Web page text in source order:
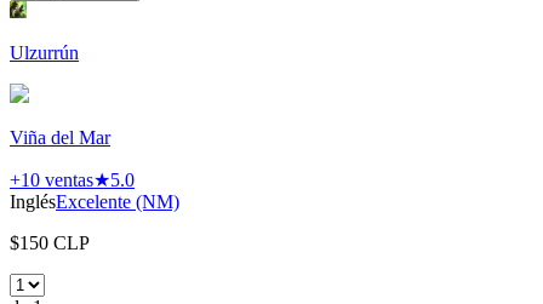
Ulzurrún
Viña del Mar
+10 ventas★5.0
InglésExcelente (NM)
$150 CLP